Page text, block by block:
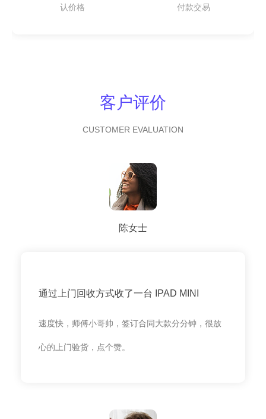
认价格
付款交易
客户评价
CUSTOMER EVALUATION
陈女士
通过上门回收方式收了一台 IPAD MINI
速度快，师傅小哥帅，签订合同大款分分钟，很放
心的上门验货，点个赞。